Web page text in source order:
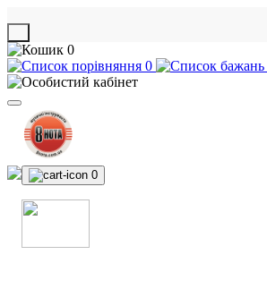
0
0
0